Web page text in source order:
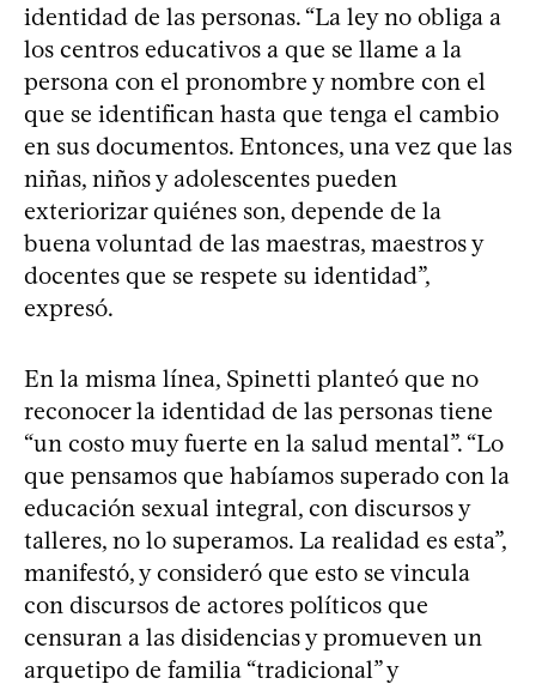
identidad de las personas. “La ley no obliga a
los centros educativos a que se llame a la
persona con el pronombre y nombre con el
que se identifican hasta que tenga el cambio
en sus documentos. Entonces, una vez que las
niñas, niños y adolescentes pueden
exteriorizar quiénes son, depende de la
buena voluntad de las maestras, maestros y
docentes que se respete su identidad”,
expresó.
En la misma línea, Spinetti planteó que no
reconocer la identidad de las personas tiene
“un costo muy fuerte en la salud mental”. “Lo
que pensamos que habíamos superado con la
educación sexual integral, con discursos y
talleres, no lo superamos. La realidad es esta”,
manifestó, y consideró que esto se vincula
con discursos de actores políticos que
censuran a las disidencias y promueven un
arquetipo de familia “tradicional” y